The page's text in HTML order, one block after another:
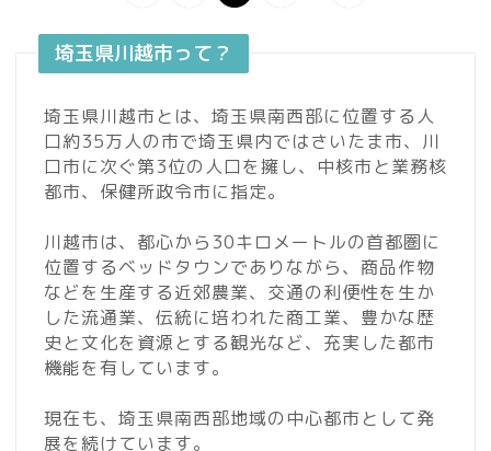
埼玉県川越市って？
埼玉県川越市とは、埼玉県南西部に位置する人
口約35万人の市で埼玉県内ではさいたま市、川
口市に次ぐ第3位の人口を擁し、中核市と業務核
都市、保健所政令市に指定。
川越市は、都心から30キロメートルの首都圏に
位置するベッドタウンでありながら、商品作物
などを生産する近郊農業、交通の利便性を生か
した流通業、伝統に培われた商工業、豊かな歴
史と文化を資源とする観光など、充実した都市
機能を有しています。
現在も、埼玉県南西部地域の中心都市として発
展を続けています。